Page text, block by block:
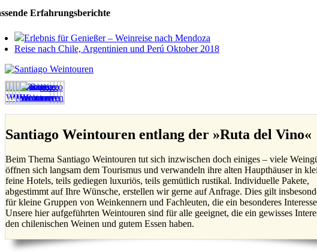
Erfahrungsberichte
Erlebnis für Genießer – Weinreise nach Mendoza
Reise nach Chile, Argentinien und Perú Oktober 2018
Santiago Weintouren entlang der »Ruta del Vino«
Beim Thema Santiago Weintouren tut sich inzwischen doch einiges – viele
öffnen sich langsam dem Tourismus und verwandeln ihre alten Haupthäuser in
feine Hotels, teils gediegen luxuriös, teils gemütlich rustikal. Individuelle Pakete,
abgestimmt auf Ihre Wünsche, erstellen wir gerne auf Anfrage. Dies gilt
für kleine Gruppen von Weinkennern und Fachleuten, die ein besonderes
Unsere hier aufgeführten Weintouren sind für alle geeignet, die ein gewisses
den chilenischen Weinen und gutem Essen haben.